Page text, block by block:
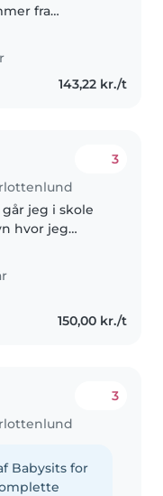
fra
og venlig, og
sammen
143,22 kr./t
3
hvor jeg
jeg. Jeg
i en bank
150,00 kr./t
3
Babysits for